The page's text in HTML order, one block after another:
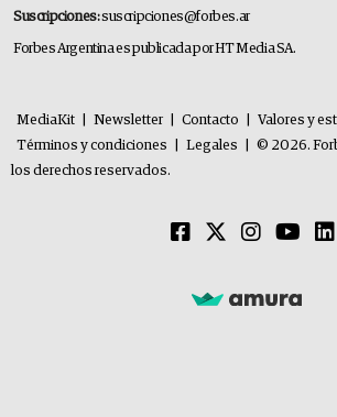
Suscripciones:suscripciones@forbes.ar
Forbes Argentina es publicada por HT Media SA.
MediaKit Newsletter Contacto Valores y
Términos y condiciones
Legales
© 2026.
los derechos reservados.